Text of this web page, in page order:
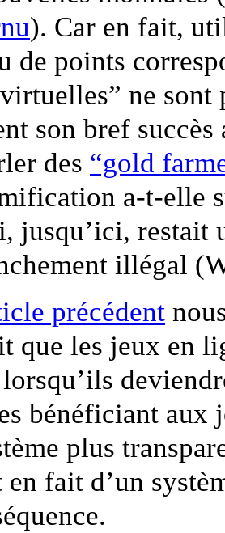
). Car en fait,
de points
ne
son bref
des “gold
a-t-elle
jusqu’ici, restait
illégal
précédent
que les jeux en
bénéficiant aux
plus
en fait d’un